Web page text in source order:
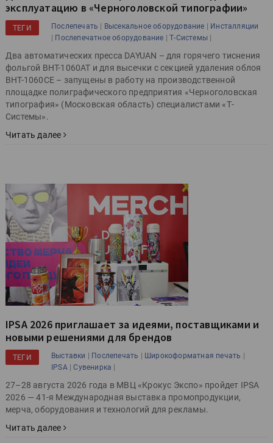
эксплуатацию в «Черноголовской типографии»
ТЕГИ Послепечать | Высекальное оборудование | Инсталляции
| Послепечатное оборудование |Т-Системы |
Два автоматических пресса DAYUAN – для горячего тиснения
фольгой BHT-1060AT и для высечки с секцией удаления облоя
BHT-1060CE – запущены в работу на производственной
площадке полиграфического предприятия «Черноголовская
типография» (Московская область) специалистами «Т-
Системы».
Читать далее
IPSA 2026 приглашает за идеями, поставщиками и
новыми решениями для брендов
ТЕГИ Выставки | Послепечать | Широкоформатная печать |
IPSA |Сувенирка |
27–28 августа 2026 года в МВЦ «Крокус Экспо» пройдет IPSA
2026 — 41-я Международная выставка промопродукции,
мерча, оборудования и технологий для рекламы.
Читать далее